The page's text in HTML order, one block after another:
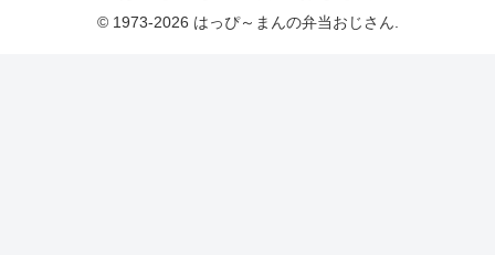
© 1973-2026 はっぴ～まんの弁当おじさん.